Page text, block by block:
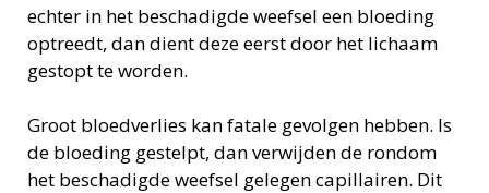
echter in het beschadigde weefsel een bloeding
optreedt, dan dient deze eerst door het lichaam
gestopt te worden.
Groot bloedverlies kan fatale gevolgen hebben. Is
de bloeding gestelpt, dan verwijden de rondom
het beschadigde weefsel gelegen capillairen. Dit